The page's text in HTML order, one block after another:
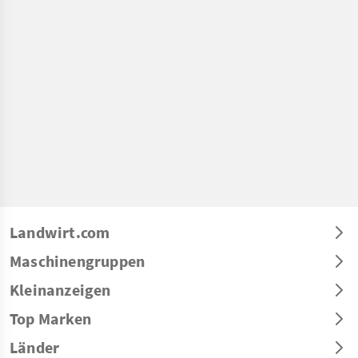
Landwirt.com
Maschinengruppen
Kleinanzeigen
Top Marken
Länder